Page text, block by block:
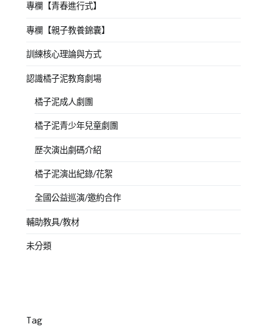
專欄【青春進行式】
專欄【親子教養錦囊】
訓練核心理論與方式
認識橘子泥教育劇場
橘子泥成人劇團
橘子泥青少年兒童劇團
歷次演出劇碼介紹
橘子泥演出紀錄/花絮
全國公益巡演/邀約合作
輔助教具/教材
未分類
Tag